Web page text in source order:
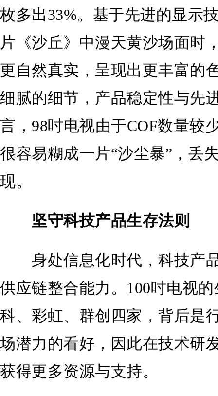
枚多出33%。基于先进的显示
片《沙丘》中漫天黄沙场面时
更自然真实，呈现出更丰富的
细腻的细节，产品稳定性与先
言，98吋电视由于COF数量较
很容易糊成一片“沙尘暴”，丢
现。
坚守科技产品生存法则
身处信息化时代，科技产
供应链整合能力。100吋电视
科、彩虹、群创四家，背后是
场潜力的看好，因此在技术研
获得更多资源与支持。